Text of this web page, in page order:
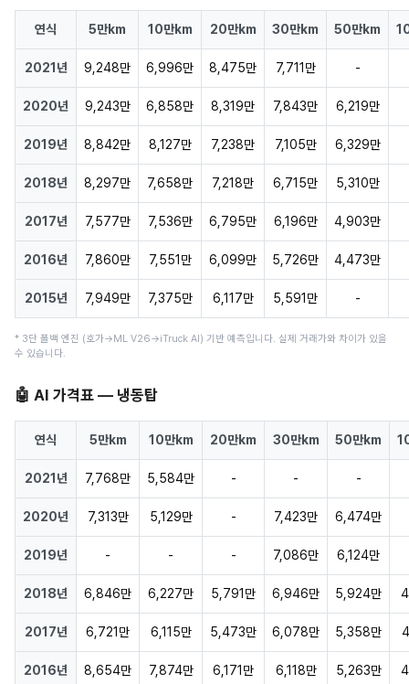
연식 5만km 10만km 20만km 30만km 50만km
2021년 9,248만 6,996만 8,475만 7,711만 -
2020년 9,243만 6,858만 8,319만 7,843만 6,219만
2019년 8,842만 8,127만 7,238만 7,105만 6,329만
2018년 8,297만 7,658만 7,218만 6,715만 5,310만
2017년 7,577만 7,536만 6,795만 6,196만 4,903만
2016년 7,860만 7,551만 6,099만 5,726만 4,473만
2015년 7,949만 7,375만 6,117만 5,591만 -
* 3단 폴백 엔진 (호가→ML V26→iTruck AI) 기반 예측입니다. 실제 거래가와 차이가 있을
수 있습니다.
🤖 AI 가격표 — 냉동탑
연식 5만km 10만km 20만km 30만km 50만km
2021년 7,768만 5,584만 - - -
2020년 7,313만 5,129만 - 7,423만 6,474만
2019년 - - - 7,086만 6,124만
2018년 6,846만 6,227만 5,791만 6,946만 5,924만
2017년 6,721만 6,115만 5,473만 6,078만 5,358만
2016년 8,654만 7,874만 6,171만 6,118만 5,263만